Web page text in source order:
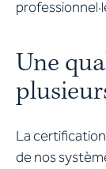
Une
La
de nos